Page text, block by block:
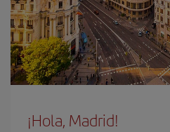
¡Hola, Madrid!